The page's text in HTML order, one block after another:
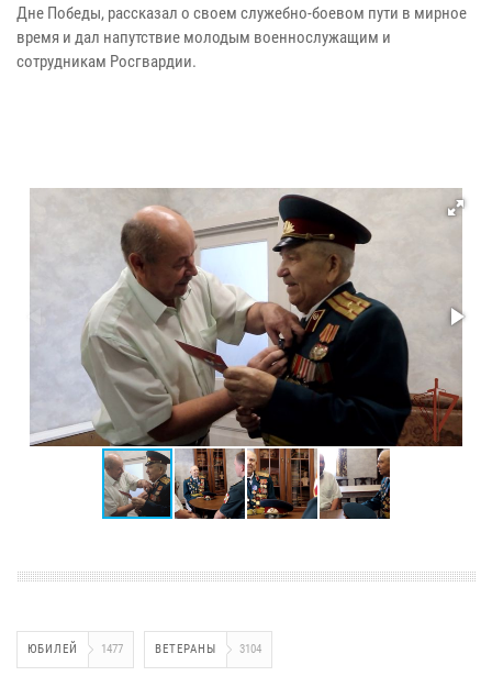
Дне Победы, рассказал о своем служебно-боевом пути в мирное
время и дал напутствие молодым военнослужащим и
сотрудникам Росгвардии.
ЮБИЛЕЙ 1477 ВЕТЕРАНЫ 3104